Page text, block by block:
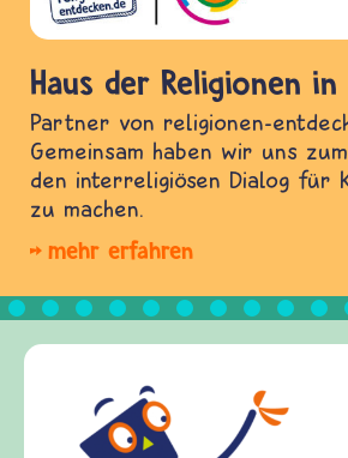
Haus der Religionen in
Partner von religionen-
Gemeinsam haben wir uns
den interreligiösen Dialog für
zu machen.
mehr erfahren